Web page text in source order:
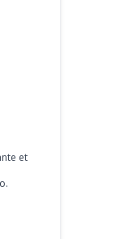
et